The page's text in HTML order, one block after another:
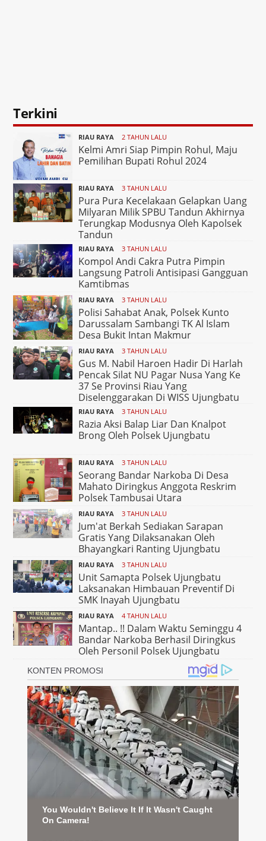
Terkini
RIAU RAYA 2 TAHUN LALU
Kelmi Amri Siap Pimpin Rohul, Maju
Pemilihan Bupati Rohul 2024
RIAU RAYA 3 TAHUN LALU
Pura Pura Kecelakaan Gelapkan Uang
Milyaran Milik SPBU Tandun Akhirnya
Terungkap Modusnya Oleh Kapolsek
Tandun
RIAU RAYA 3 TAHUN LALU
Kompol Andi Cakra Putra Pimpin
Langsung Patroli Antisipasi Gangguan
Kamtibmas
RIAU RAYA 3 TAHUN LALU
Polisi Sahabat Anak, Polsek Kunto
Darussalam Sambangi TK Al Islam
Desa Bukit Intan Makmur
RIAU RAYA 3 TAHUN LALU
Gus M. Nabil Haroen Hadir Di Harlah
Pencak Silat NU Pagar Nusa Yang Ke
37 Se Provinsi Riau Yang
Diselenggarakan Di WISS Ujungbatu
RIAU RAYA 3 TAHUN LALU
Razia Aksi Balap Liar Dan Knalpot
Brong Oleh Polsek Ujungbatu
RIAU RAYA 3 TAHUN LALU
Seorang Bandar Narkoba Di Desa
Mahato Diringkus Anggota Reskrim
Polsek Tambusai Utara
RIAU RAYA 3 TAHUN LALU
Jum'at Berkah Sediakan Sarapan
Gratis Yang Dilaksanakan Oleh
Bhayangkari Ranting Ujungbatu
RIAU RAYA 3 TAHUN LALU
Unit Samapta Polsek Ujungbatu
Laksanakan Himbauan Preventif Di
SMK Inayah Ujungbatu
RIAU RAYA 4 TAHUN LALU
Mantap.. !! Dalam Waktu Seminggu 4
Bandar Narkoba Berhasil Diringkus
Oleh Personil Polsek Ujungbatu